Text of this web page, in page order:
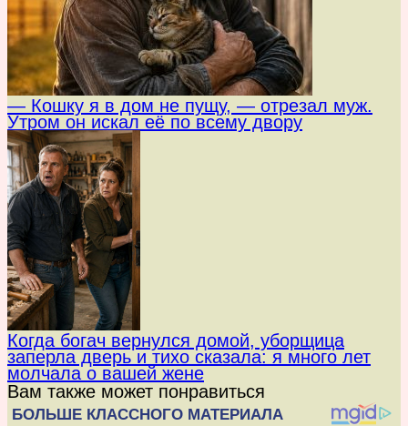
— Кошку я в дом не пущу, — отрезал муж.
Утром он искал её по всему двору
Когда богач вернулся домой, уборщица
заперла дверь и тихо сказала: я много лет
молчала о вашей жене
Вам также может понравиться